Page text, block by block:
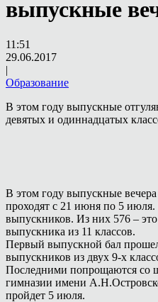
выпускные
11:51
29.06.2017
|
Образование
В этом году выпускные
девятых и одиннадцатых
В этом году выпускные
проходят с 21 июня по 5
выпускников. Из них 576 –
выпускника из 11 классов.
Первый выпускной бал
выпускников из двух 9-х
Последними попрощаются со
гимназии имени
пройдет 5 июля.